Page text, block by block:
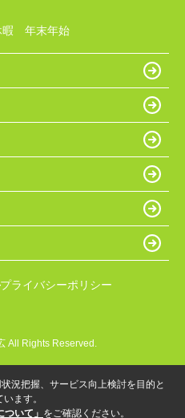
暇 年末年始
プライバシーポリシー
All Rights Reserved.
況把握、サービス向上検討を目的と
ます。
ついて」 をご確認ください。